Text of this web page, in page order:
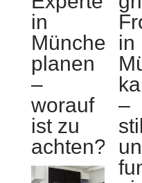
in
München
planen
–
worauf
ist zu
achten?
in
–